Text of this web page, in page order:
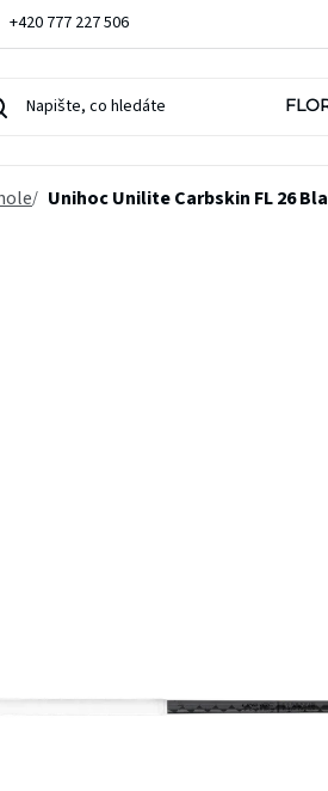
+420 777 227 506
Unihoc Unilite Carbskin FL 26